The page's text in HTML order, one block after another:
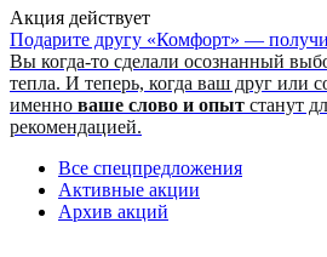
Акция действует
Подарите другу «Комфорт» —
Вы когда-то сделали осознанный
тепла. И теперь, когда ваш друг или
именно ваше слово и опыт станут
рекомендацией.
Все спецпредложения
Активные акции
Архив акций